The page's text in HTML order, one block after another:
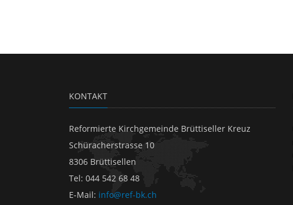
KONTAKT
Reformierte Kirchgemeinde Brüttiseller Kreuz
Schüracherstrasse 10
8306 Brüttisellen
Tel: 044 542 68 48
E-Mail: info@ref-bk.ch